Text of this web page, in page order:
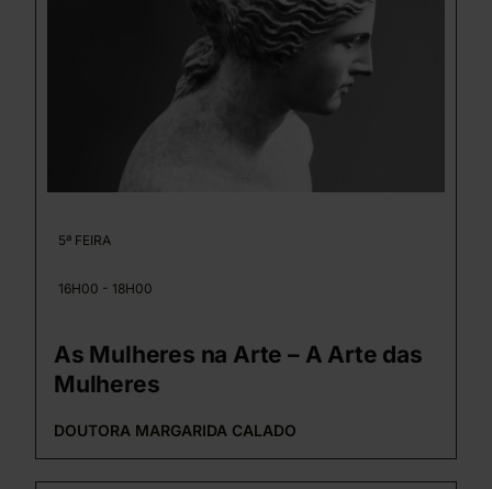
5ª FEIRA
16H00 - 18H00
As Mulheres na Arte – A Arte das
Mulheres
DOUTORA MARGARIDA CALADO